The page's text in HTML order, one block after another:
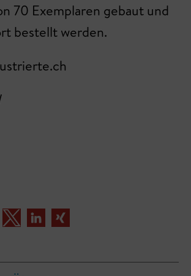
70 Exemplaren gebaut und
bestellt werden.